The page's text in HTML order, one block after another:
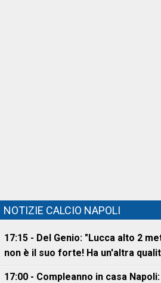
NOTIZIE CALCIO NAPOLI
17:15 - Del Genio: "Lucca alto 2
non è il suo forte! Ha un'altra
17:00 - Compleanno in casa